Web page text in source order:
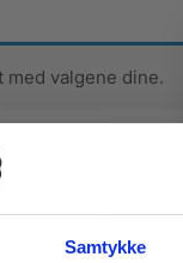
Samtykke
med valgene dine.